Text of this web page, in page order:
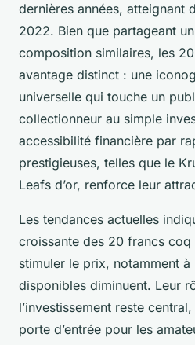
dernières années, atteignant
2022. Bien que partageant
composition similaires, les
avantage distinct : une
universelle qui touche un
collectionneur au simple
accessibilité financière par
prestigieuses, telles que le
Leafs d’or, renforce leur
Les tendances actuelles
croissante des 20 francs
stimuler le prix, notamment
disponibles diminuent. Leur
l’investissement reste
porte d’entrée pour les